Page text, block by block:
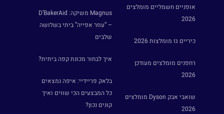
אופניים חשמליים מומלצים
2026
כיריים גז מומלצות 2026
רחפנים מומלצים מעודכן
2026
שואבי אבק Dyson מומלצים
2026
Magnus משיקה: D’BakerAid
– “עוזר אפייה” ביתי בשלושה
שלבים
איך לבחור מכונת קפה ביתית?
בלאק פריידיי: איפה נמצאים
כל המבצעים הכי שווים ואיך
קונים נכון?